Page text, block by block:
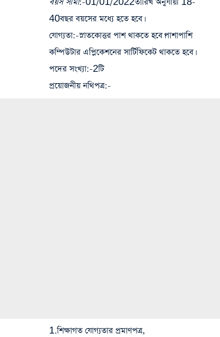
40বছর বয়সের মধ্যে হতে হবে।
যোগ্যতা:-স্নাতকোত্তর পাশ থাকতে হবে।পাশাপাশি
কম্পিউটার এপ্লিকেশনের সার্টিফিকেট থাকতে হবে।
পদের সংখ্যা:-2টি
প্রয়োজনীয় নথিপত্র:-
1.শিক্ষাগত যোগ্যতার প্রমাণপত্র,